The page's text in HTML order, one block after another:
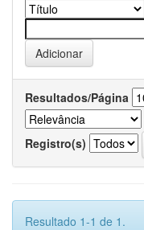
Resultados/Página
Registro(s)
Resultado 1-1 de 1.